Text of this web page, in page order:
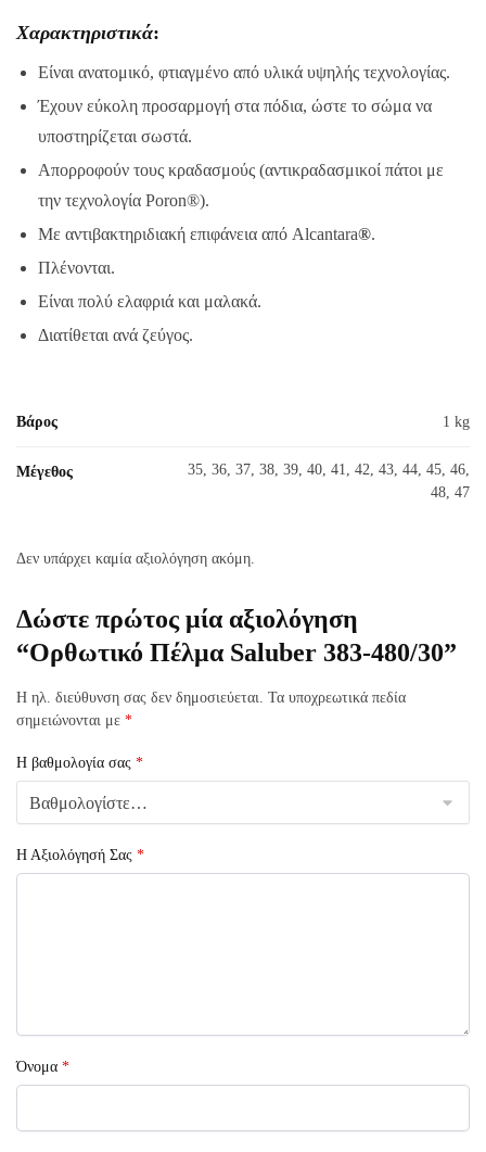
Χαρακτηριστικά:
Είναι ανατομικό, φτιαγμένο από υλικά υψηλής τεχνολογίας.
Έχουν εύκολη προσαρμογή στα πόδια, ώστε το σώμα να
υποστηρίζεται σωστά.
Απορροφούν τους κραδασμούς (αντικραδασμικοί πάτοι με
την τεχνολογία Poron®).
Με αντιβακτηριδιακή επιφάνεια από Alcantara®.
Πλένονται.
Είναι πολύ ελαφριά και μαλακά.
Διατίθεται ανά ζεύγος.
Βάρος 1 kg
Μέγεθος
35, 36, 37, 38, 39, 40, 41, 42, 43, 44, 45, 46,
48, 47
Δεν υπάρχει καμία αξιολόγηση ακόμη.
Δώστε πρώτος μία αξιολόγηση
“Ορθωτικό Πέλμα Saluber 383-480/30”
Η ηλ. διεύθυνση σας δεν δημοσιεύεται. Τα υποχρεωτικά πεδία
σημειώνονται με *
Η βαθμολογία σας *
Η Αξιολόγησή Σας *
Όνομα *